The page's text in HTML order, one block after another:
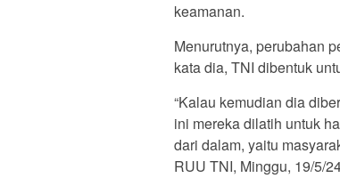
keamanan.
Menurutnya, perubahan
kata dia, TNI dibentuk
“Kalau kemudian dia
ini mereka dilatih untuk
dari dalam, yaitu
RUU TNI, Minggu, 19/5/